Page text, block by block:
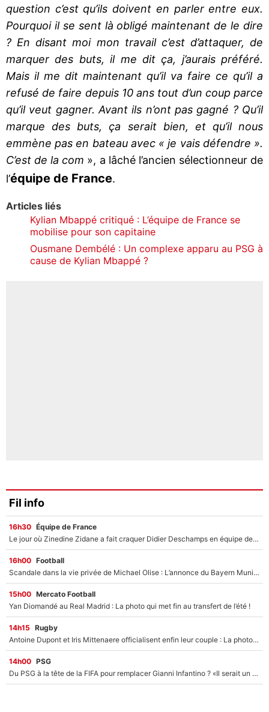
question c’est qu’ils doivent en parler entre eux.
Pourquoi il se sent là obligé maintenant de le dire
? En disant moi mon travail c’est d’attaquer, de
marquer des buts, il me dit ça, j’aurais préféré.
Mais il me dit maintenant qu’il va faire ce qu’il a
refusé de faire depuis 10 ans tout d’un coup parce
qu’il veut gagner. Avant ils n’ont pas gagné ? Qu’il
marque des buts, ça serait bien, et qu’il nous
emmène pas en bateau avec « je vais défendre ».
C’est de la com », a lâché l’ancien sélectionneur de
l’équipe de France.
Articles liés
Kylian Mbappé critiqué : L’équipe de France se
mobilise pour son capitaine
Ousmane Dembélé : Un complexe apparu au PSG à
cause de Kylian Mbappé ?
Fil info
16h30 Équipe de France
Le jour où Zinedine Zidane a fait craquer Didier Deschamps en équipe de France : «Je m’en suis voulu», l’ancien sélectionneur a regretté son geste !
16h00 Football
Scandale dans la vie privée de Michael Olise : L’annonce du Bayern Munich sur son enfant caché
15h00 Mercato Football
Yan Diomandé au Real Madrid : La photo qui met fin au transfert de l’été !
14h15 Rugby
Antoine Dupont et Iris Mittenaere officialisent enfin leur couple : La photo qui enflamme les réseaux sociaux
14h00 PSG
Du PSG à la tête de la FIFA pour remplacer Gianni Infantino ? «Il serait un mauvais président», le patron de la Liga s'attaque à Nasser Al-Khelaïfi !